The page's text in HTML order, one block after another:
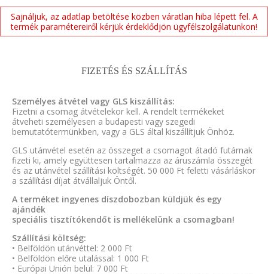
Sajnáljuk, az adatlap betöltése közben váratlan hiba lépett fel. A
termék paramétereiről kérjük érdeklődjön ügyfélszolgálatunkon!
FIZETÉS ÉS SZÁLLÍTÁS
Személyes átvétel vagy GLS kiszállítás:
Fizetni a csomag átvételekor kell. A rendelt termékeket
átveheti személyesen a budapesti vagy szegedi
bemutatótermünkben, vagy a GLS által kiszállítjuk Önhöz.
GLS utánvétel esetén az összeget a csomagot átadó futárnak
fizeti ki, amely együttesen tartalmazza az áruszámla összegét
és az utánvétel szállítási költségét. 50 000 Ft feletti vásárláskor
a szállítási díjat átvállaljuk Öntől.
A terméket ingyenes díszdobozban küldjük és egy
ajándék
speciális tisztítókendőt is mellékelünk a csomagban!
Szállítási költség:
• Belföldön utánvéttel: 2 000 Ft
• Belföldön előre utalással: 1 000 Ft
• Európai Unión belül: 7 000 Ft